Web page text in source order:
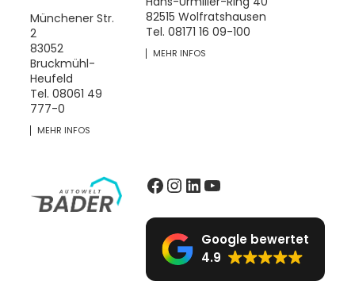
Münchener Str.
2
83052
Bruckmühl-
Heufeld
Tel.08061 49
777-0
MEHR INFOS
82515 Wolfratshausen
Tel. 08171 16 09-100
MEHR INFOS
Facebook
Instagram
LinkedIn
YouTube
Google bewertet
4.9